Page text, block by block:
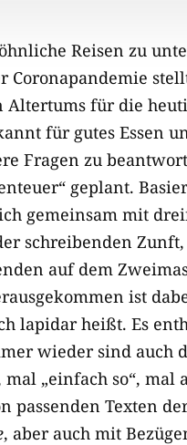
Reisen zu
Altertums für die
für gutes Essen
Fragen zu
geplant.
gemeinsam mit
schreibenden
auf dem
ist
lapidar heißt. Es
wieder sind auch
„einfach so“, mal
passenden Texten
, aber auch mit